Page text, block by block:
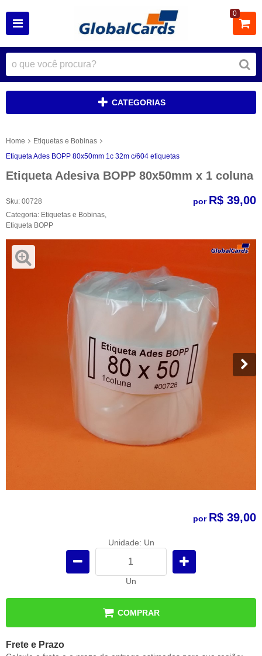
0
CATEGORIAS
Home
Etiquetas e Bobinas
Etiqueta Ades BOPP 80x50mm 1c 32m c/604 etiquetas
Etiqueta Adesiva BOPP 80x50mm x 1 coluna
Sku: 00728
Categoria: Etiquetas e Bobinas
Etiqueta BOPP
por R$ 39,00
por R$ 39,00
Unidade: Un
Un
COMPRAR
Frete e Prazo